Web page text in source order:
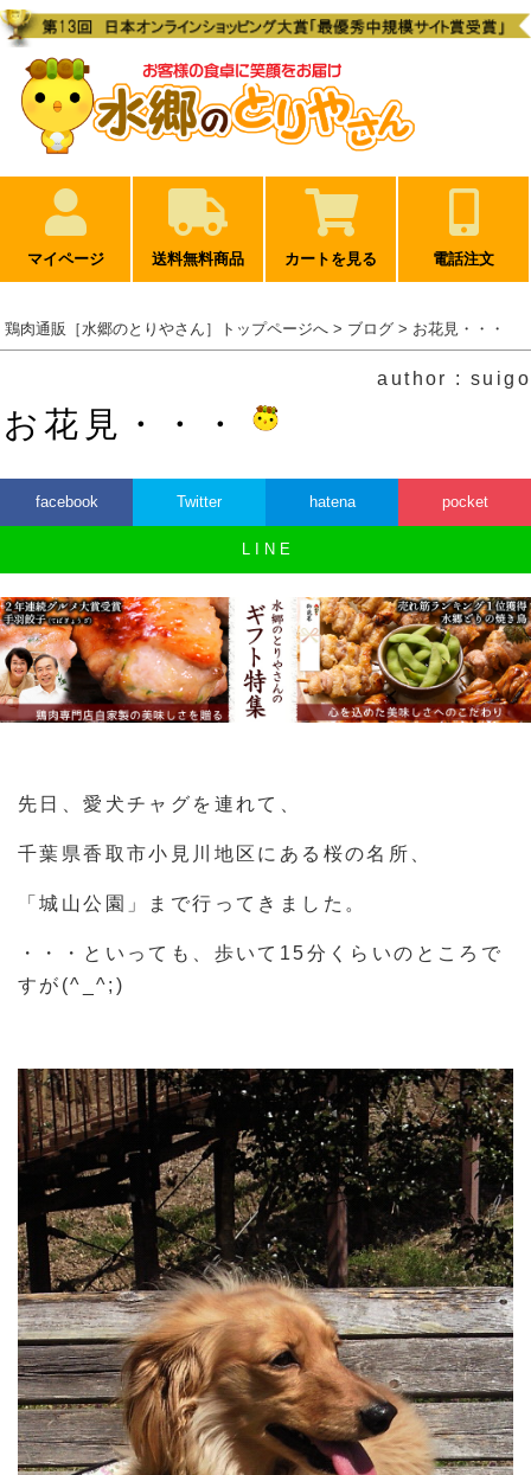
マイページ 送料無料商品 カートを見る 電話注文
鶏肉通販［水郷のとりやさん］トップページへ > ブログ > お花見・・・
author : suigo
お花見・・・
facebook Twitter hatena pocket
L I N E
先日、愛犬チャグを連れて、
千葉県香取市小見川地区にある桜の名所、
「城山公園」まで行ってきました。
・・・といっても、歩いて15分くらいのところで
すが(^_^;)